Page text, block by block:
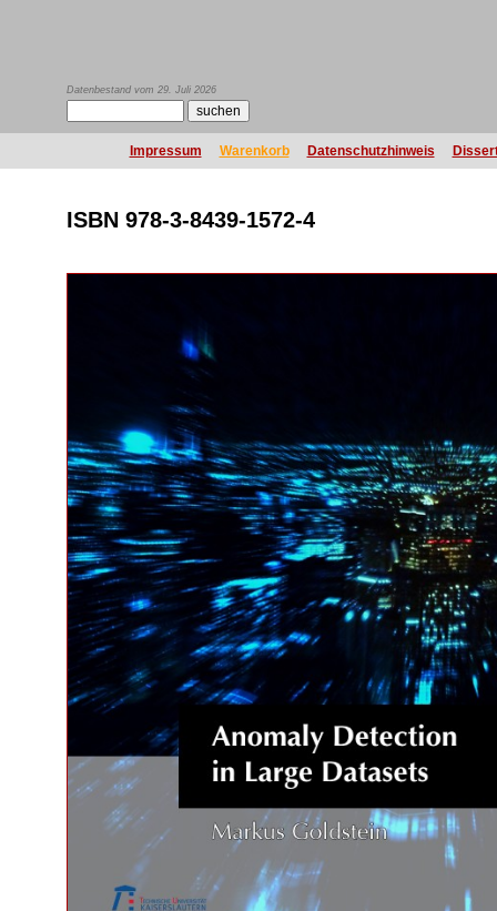
Datenbestand vom 29. Juli 2026
Impressum Warenkorb Datenschutzhinweis
ISBN 978-3-8439-1572-4